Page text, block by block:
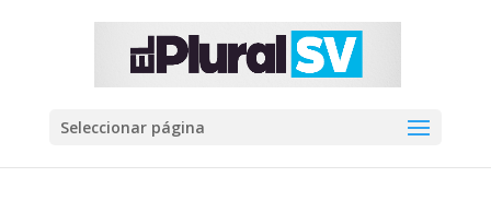
Seleccionar página